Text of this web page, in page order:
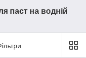
паст на водній